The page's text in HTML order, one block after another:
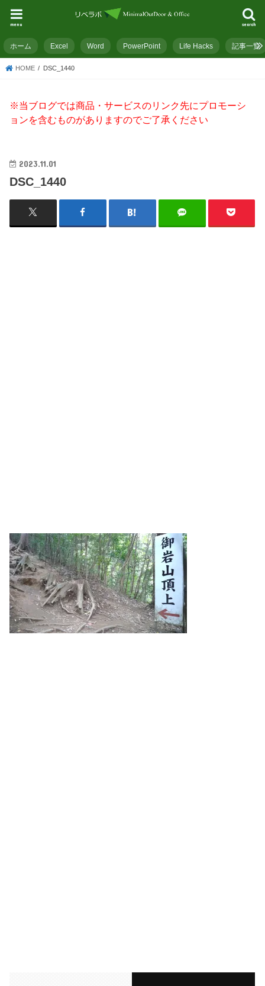
search
menu
ホーム Excel Word PowerPoint Life Hacks 記事一覧
HOME DSC_1440
※当ブログでは商品・サービスのリンク先にプロモーシ
ョンを含むものがありますのでご了承ください
2023.11.01
DSC_1440